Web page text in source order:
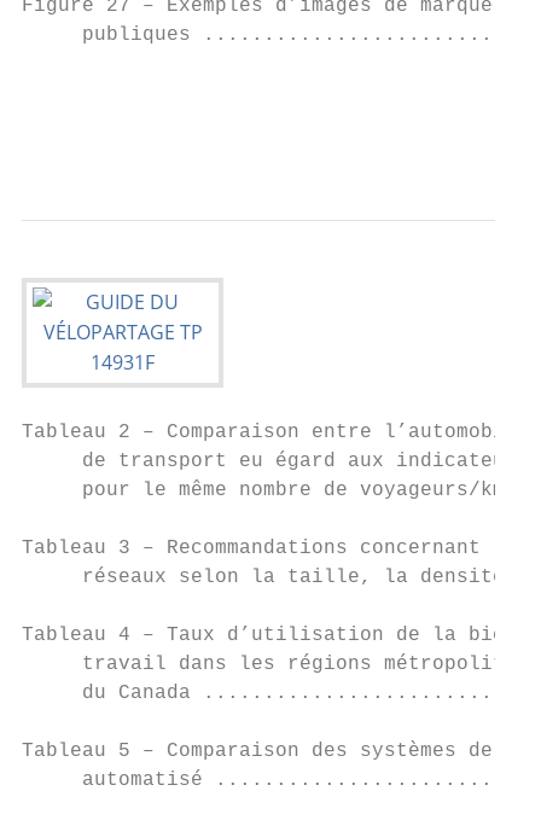
Figure 27 – Exemples d’images de marque
publiques
Tableau 2 – Comparaison entre
de transport eu égard aux indicateurs
pour le même nombre de voyageurs/
Tableau 3 – Recommandations concernant
réseaux selon la taille, la densité
Tableau 4 – Taux d’utilisation de la
travail dans les régions
du Canada
Tableau 5 – Comparaison des systèmes de
automatisé